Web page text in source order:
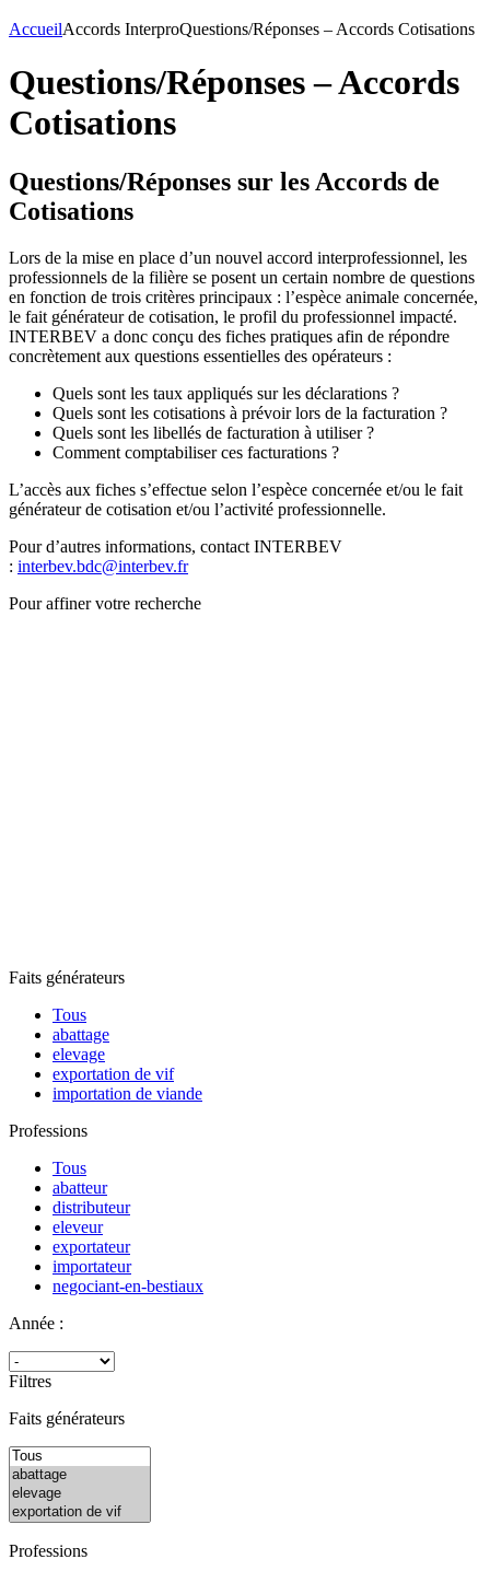
AccueilAccords InterproQuestions/Réponses – Accords Cotisations
Questions/Réponses – Accords
Cotisations
Questions/Réponses sur les Accords de
Cotisations
Lors de la mise en place d’un nouvel accord interprofessionnel, les
professionnels de la filière se posent un certain nombre de questions
en fonction de trois critères principaux : l’espèce animale concernée,
le fait générateur de cotisation, le profil du professionnel impacté.
INTERBEV a donc conçu des fiches pratiques afin de répondre
concrètement aux questions essentielles des opérateurs :
Quels sont les taux appliqués sur les déclarations ?
Quels sont les cotisations à prévoir lors de la facturation ?
Quels sont les libellés de facturation à utiliser ?
Comment comptabiliser ces facturations ?
L’accès aux fiches s’effectue selon l’espèce concernée et/ou le fait
générateur de cotisation et/ou l’activité professionnelle.
Pour d’autres informations, contact INTERBEV
: interbev.bdc@interbev.fr
Pour affiner votre recherche
Faits générateurs
Tous
abattage
elevage
exportation de vif
importation de viande
Professions
Tous
abatteur
distributeur
eleveur
exportateur
importateur
negociant-en-bestiaux
Année :
Filtres
Faits générateurs
Professions